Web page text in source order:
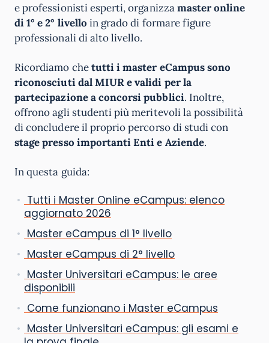
e professionisti esperti, organizzamaster online
di 1° e 2° livello in grado di formare figure
professionali di alto livello.
Ricordiamo chetutti i master eCampus sono
riconosciuti dal MIUR e validi per la
partecipazione a concorsi pubblici. Inoltre,
offrono agli studenti più meritevoli la possibilità
di concludere il proprio percorso di studi con
stage presso importanti Enti e Aziende.
In questa guida:
Tutti i Master Online eCampus: elenco
aggiornato 2026
Master eCampus di 1° livello
Master eCampus di 2° livello
Master Universitari eCampus: le aree
disponibili
Come funzionano i Master eCampus
Master Universitari eCampus: gli esami e